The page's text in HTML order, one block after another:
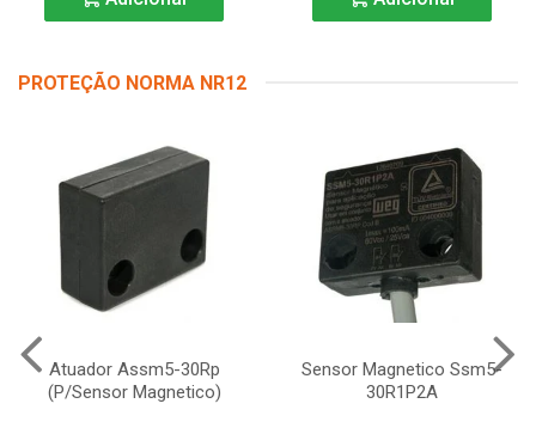
PROTEÇÃO NORMA NR12
Atuador Assm5-30Rp
(P/Sensor Magnetico)
Sensor Magnetico Ssm5-
30R1P2A